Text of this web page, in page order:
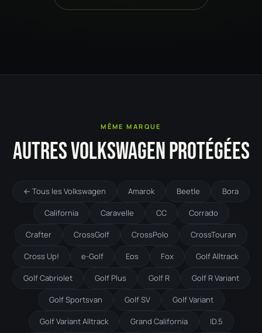
MÊME MARQUE
AUTRES VOLKSWAGEN PROTÉGÉES
← Tous les Volkswagen Amarok Beetle Bora
California Caravelle CC Corrado
Crafter CrossGolf CrossPolo CrossTouran
Cross Up! e-Golf Eos Fox Golf Alltrack
Golf Cabriolet Golf Plus Golf R Golf R Variant
Golf Sportsvan Golf SV Golf Variant
Golf Variant Alltrack Grand California ID.5